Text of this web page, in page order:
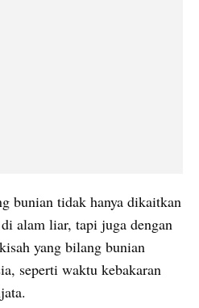
bunian tidak hanya dikaitkan
alam liar, tapi juga dengan
yang bilang bunian
seperti waktu kebakaran